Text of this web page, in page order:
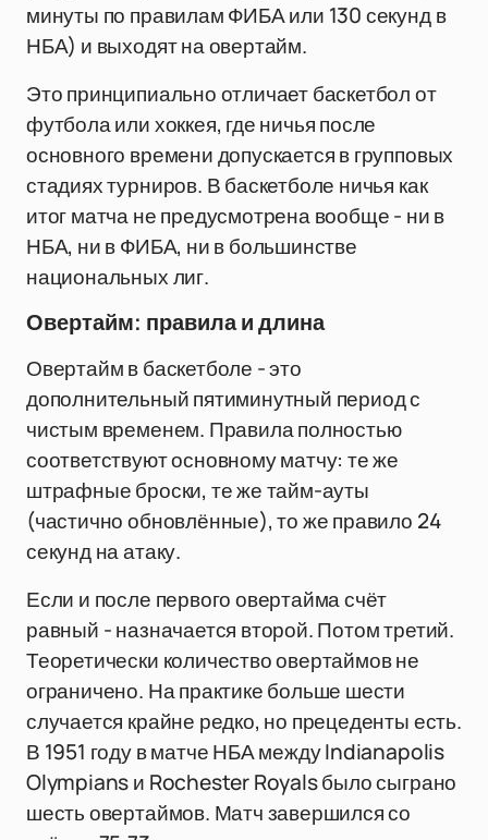
минуты по правилам ФИБА или 130 секунд в
НБА) и выходят на овертайм.
Это принципиально отличает баскетбол от
футбола или хоккея, где ничья после
основного времени допускается в групповых
стадиях турниров. В баскетболе ничья как
итог матча не предусмотрена вообще - ни в
НБА, ни в ФИБА, ни в большинстве
национальных лиг.
Овертайм: правила и длина
Овертайм в баскетболе - это
дополнительный пятиминутный период с
чистым временем. Правила полностью
соответствуют основному матчу: те же
штрафные броски, те же тайм-ауты
(частично обновлённые), то же правило 24
секунд на атаку.
Если и после первого овертайма счёт
равный - назначается второй. Потом третий.
Теоретически количество овертаймов не
ограничено. На практике больше шести
случается крайне редко, но прецеденты есть.
В 1951 году в матче НБА между Indianapolis
Olympians и Rochester Royals было сыграно
шесть овертаймов. Матч завершился со